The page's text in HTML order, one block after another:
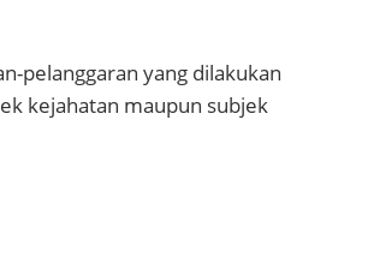
pelanggaran yang dilakukan
kejahatan maupun subjek